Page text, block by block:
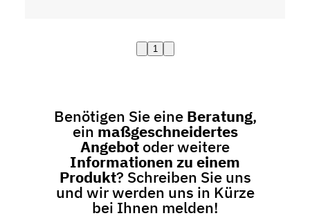
1
Benötigen Sie eine Beratung,
ein maßgeschneidertes
Angebot oder weitere
Informationen zu einem
Produkt? Schreiben Sie uns
und wir werden uns in Kürze
bei Ihnen melden!